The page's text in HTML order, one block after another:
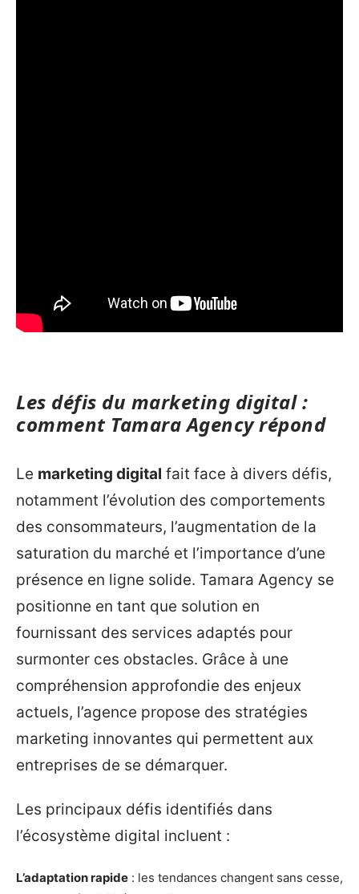
Les défis du marketing digital :
comment Tamara Agency répond
Le marketing digital fait face à divers défis,
notamment l’évolution des comportements
des consommateurs, l’augmentation de la
saturation du marché et l’importance d’une
présence en ligne solide. Tamara Agency se
positionne en tant que solution en
fournissant des services adaptés pour
surmonter ces obstacles. Grâce à une
compréhension approfondie des enjeux
actuels, l’agence propose des stratégies
marketing innovantes qui permettent aux
entreprises de se démarquer.
Les principaux défis identifiés dans
l’écosystème digital incluent :
L’adaptation rapide : les tendances changent sans cesse,